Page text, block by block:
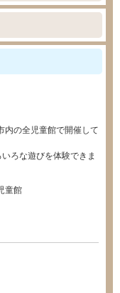
内の全児童館で開催して
ろな遊びを体験できま
童館